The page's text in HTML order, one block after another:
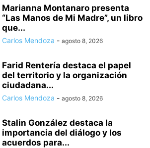
Marianna Montanaro presenta
“Las Manos de Mi Madre”, un libro
que...
Carlos Mendoza - agosto 8, 2026
Farid Rentería destaca el papel
del territorio y la organización
ciudadana...
Carlos Mendoza - agosto 8, 2026
Stalin González destaca la
importancia del diálogo y los
acuerdos para...